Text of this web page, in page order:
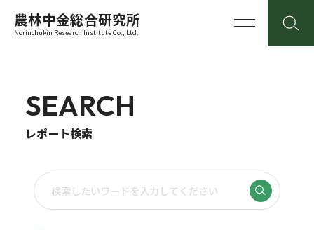
農林中金総合研究所
Norinchukin Research Institute Co., Ltd.
SEARCH
レポート検索